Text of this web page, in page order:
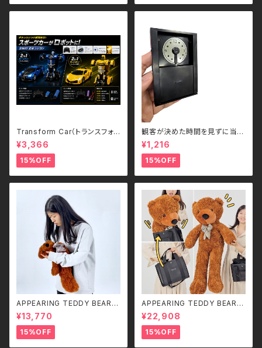
Transform Car（トランスフォ
ームカー）｜ボタンひとつで瞬間
変形！スポーツカー＆ロボット 2
WAYラジコン（2.4GHz・USB充
電式）
¥3,366
15%OFF
観客が決めた時間を見ずに当て
る - Guess the Time
¥1,216
15%OFF
APPEARING TEDDY BEAR
（SMALL）
¥13,770
15%OFF
APPEARING TEDDY BEAR
（MEDIUM）
¥22,908
15%OFF